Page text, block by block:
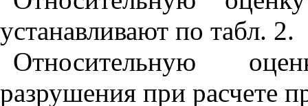
устанавливают по табл. 2.
Относительную
разрушения при расчете